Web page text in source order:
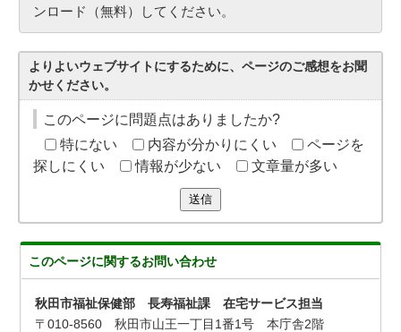
ンロード（無料）してください。
よりよいウェブサイトにするために、ページのご感想をお聞
かせください。
このページに問題点はありましたか?
特にない
内容が分かりにくい
ページを
探しにくい
情報が少ない 文章量が多い
送信
このページに関するお問い合わせ
秋田市福祉保健部 長寿福祉課 在宅サービス担当
〒010-8560 秋田市山王一丁目1番1号 本庁舎2階